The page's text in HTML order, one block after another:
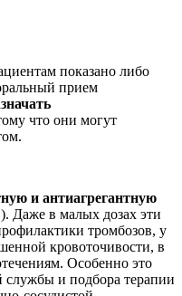
показано либо
прием
что они могут
и антиагрегантную
Даже в малых дозах эти
тромбозов, у
кровоточивости, в
Особенно это
службы и подбора терапии